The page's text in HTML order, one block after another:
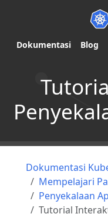
Dokumentasi Blog
Dokumentasi
Mempelajari
Penyekalaan
Tutorial